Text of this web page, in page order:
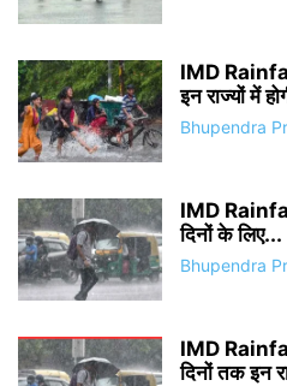
IMD
इन राज्यों में
Bhupendra
IMD
दिनों के लिए...
Bhupendra
IMD
दिनों तक इन